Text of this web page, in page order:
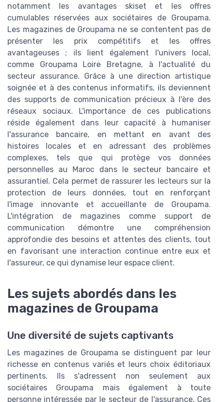
notamment les avantages skiset et les offres
cumulables réservées aux sociétaires de Groupama.
Les magazines de Groupama ne se contentent pas de
présenter les prix compétitifs et les offres
avantageuses ; ils lient également l'univers local,
comme Groupama Loire Bretagne, à l'actualité du
secteur assurance. Grâce à une direction artistique
soignée et à des contenus informatifs, ils deviennent
des supports de communication précieux à l'ère des
réseaux sociaux. L'importance de ces publications
réside également dans leur capacité à humaniser
l'assurance bancaire, en mettant en avant des
histoires locales et en adressant des problèmes
complexes, tels que qui protège vos données
personnelles au Maroc dans le secteur bancaire et
assurantiel. Cela permet de rassurer les lecteurs sur la
protection de leurs données, tout en renforçant
l'image innovante et accueillante de Groupama.
L'intégration de magazines comme support de
communication démontre une compréhension
approfondie des besoins et attentes des clients, tout
en favorisant une interaction continue entre eux et
l'assureur, ce qui dynamise leur espace client.
Les sujets abordés dans les
magazines de Groupama
Une diversité de sujets captivants
Les magazines de Groupama se distinguent par leur
richesse en contenus variés et leurs choix éditoriaux
pertinents. Ils s'adressent non seulement aux
sociétaires Groupama mais également à toute
personne intéressée par le secteur de l'assurance. Ces